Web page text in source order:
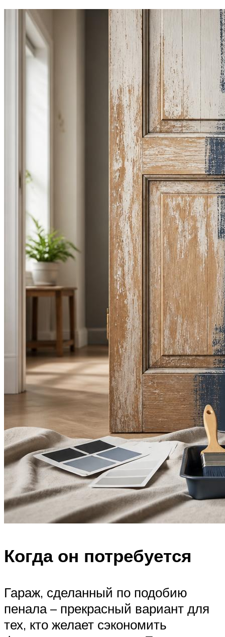
Когда он потребуется
Гараж, сделанный по подобию
пенала – прекрасный вариант для
тех, кто желает сэкономить